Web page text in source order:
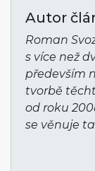
Autor
Roman
s více než
především
tvorbě
od roku
se věnuje